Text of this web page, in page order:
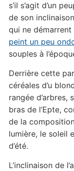
s’il s’agit d’un
de son
qui ne
peint un peu
souples à
Derrière cette
céréales d’u
rangée
bras de l’Epte,
de la
lumière, le soleil
d’été.
L’inclinaison de